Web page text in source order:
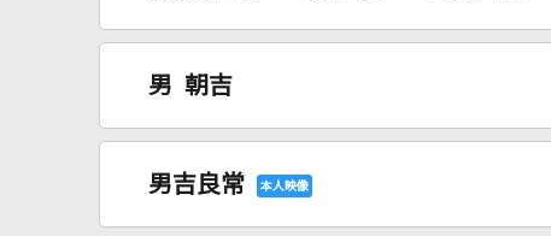
男 朝吉
男吉良常